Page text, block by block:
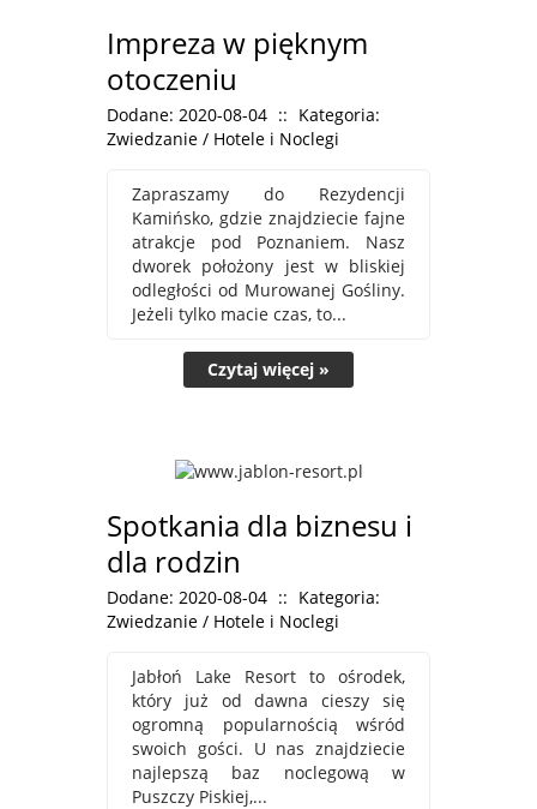
Impreza w pięknym
otoczeniu
Dodane: 2020-08-04 :: Kategoria:
Zwiedzanie / Hotele i Noclegi
Zapraszamy do Rezydencji
Kamińsko, gdzie znajdziecie fajne
atrakcje pod Poznaniem. Nasz
dworek położony jest w bliskiej
odległości od Murowanej Gośliny.
Jeżeli tylko macie czas, to...
Czytaj więcej »
Spotkania dla biznesu i
dla rodzin
Dodane: 2020-08-04 :: Kategoria:
Zwiedzanie / Hotele i Noclegi
Jabłoń Lake Resort to ośrodek,
który już od dawna cieszy się
ogromną popularnością wśród
swoich gości. U nas znajdziecie
najlepszą baz noclegową w
Puszczy Piskiej,...